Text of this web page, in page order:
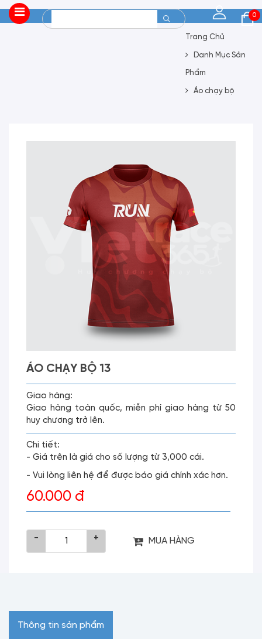
0
Trang Chủ
Danh Mục Sản
Phẩm
Áo chạy bộ
ÁO CHẠY BỘ 13
Giao hàng:
Giao hàng toàn quốc, miễn phí giao hàng từ 50
huy chương trở lên.
Chi tiết:
- Giá trên là giá cho số lượng từ 3,000 cái.
- Vui lòng liên hệ để được báo giá chính xác hơn.
60.000 đ
- + MUA HÀNG
Thông tin sản phẩm